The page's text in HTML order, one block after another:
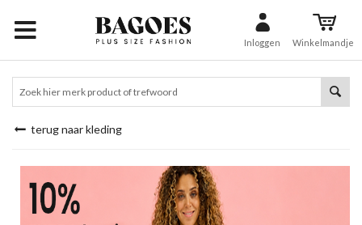
Inloggen Winkelmandje
terug naar kleding